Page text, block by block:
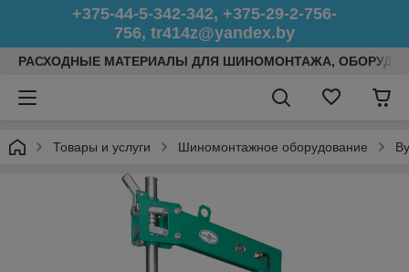
+375-44-5-342-342, +375-29-2-756-
756, tr414z@yandex.by
РАСХОДНЫЕ МАТЕРИАЛЫ ДЛЯ ШИНОМОНТАЖА,
Товары и услуги Шиномонтажное оборудование